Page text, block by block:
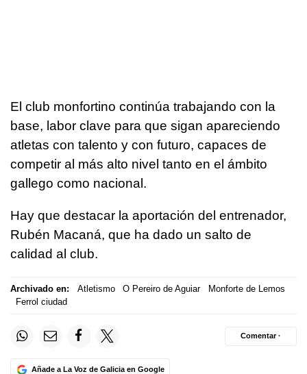
El club monfortino continúa trabajando con la
base, labor clave para que sigan apareciendo
atletas con talento y con futuro, capaces de
competir al más alto nivel tanto en el ámbito
gallego como nacional.
Hay que destacar la aportación del entrenador,
Rubén Macaná, que ha dado un salto de
calidad al club.
Archivado en: Atletismo O Pereiro de Aguiar
Monforte de Lemos
Ferrol ciudad
Añade a La Voz de Galicia en Google
Comentar ·